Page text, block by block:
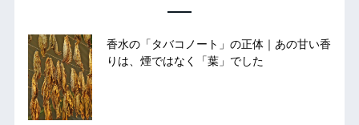
香水の「タバコノート」の正体｜あの甘い香
りは、煙ではなく「葉」でした